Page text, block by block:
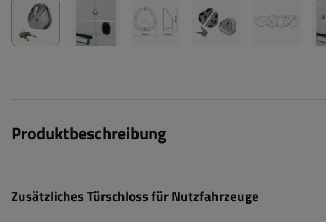
Produktbeschreibung
Zusätzliches Türschloss für Nutzfahrzeuge